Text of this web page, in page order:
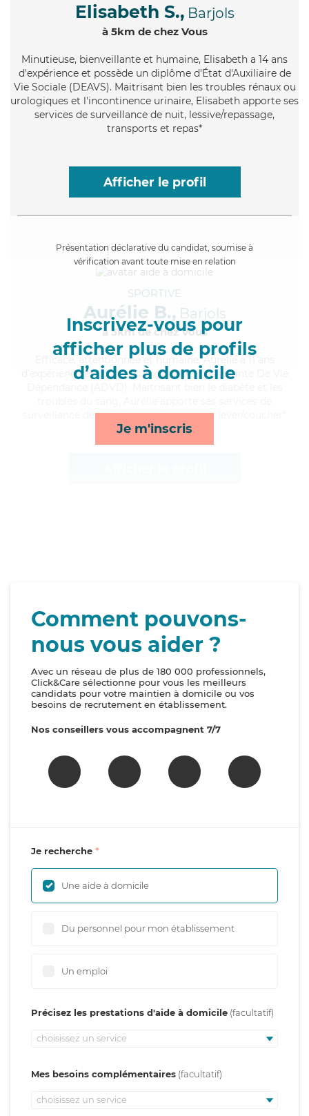
Elisabeth S., Barjols
à 5km de chez Vous
Minutieuse, bienveillante et humaine, Elisabeth a 14 ans
d'expérience et possède un diplôme d'État d'Auxiliaire de
Vie Sociale (DEAVS). Maitrisant bien les troubles rénaux ou
urologiques et l'incontinence urinaire, Elisabeth apporte ses
services de surveillance de nuit, lessive/repassage,
transports et repas*
Afficher le profil
Présentation déclarative du candidat, soumise à
vérification avant toute mise en relation
Inscrivez-vous pour
afficher plus de profils
d’aides à domicile
Je m'inscris
SPORTIVE
Aurélie B., Barjols
à 5km de chez Vous
, attentionnée et humaine, Aurélie a 11 ans
d'expérience et possède un diplôme d'Assistante De Vie
surveillance de nuit, transports, repas et lever/coucher*
Comment pouvons-
nous vous aider ?
Avec un réseau de plus de 180 000 professionnels,
Click&Care sélectionne pour vous les meilleurs
candidats pour votre maintien à domicile ou vos
besoins de recrutement en établissement.
Nos conseillers vous accompagnent 7/7
Je recherche
Une aide à domicile
Du personnel pour mon établissement
Un emploi
Précisez les prestations d'aide à domicile
choisissez un service
Mes besoins complémentaires
choisissez un service